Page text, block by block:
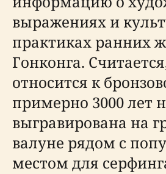
выражениях и
практиках ранних
Гонконга.
относится к
примерно 3000 лет
выгравирована на
валуне рядом с
местом для